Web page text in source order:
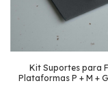
Kit Suportes para
Plataformas P + M +